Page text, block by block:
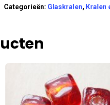
Categorieën: Glaskralen, Kralen